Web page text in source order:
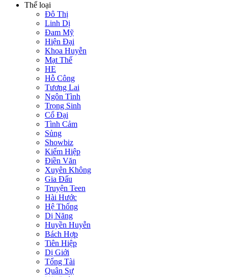
Thể loại
Đô Thị
Linh Dị
Đam Mỹ
Hiện Đại
Khoa Huyễn
Mạt Thế
HE
Hỗ Công
Tương Lai
Ngôn Tình
Trọng Sinh
Cổ Đại
Tình Cảm
Sủng
Showbiz
Kiếm Hiệp
Điền Văn
Xuyên Không
Gia Đấu
Truyện Teen
Hài Hước
Hệ Thống
Dị Năng
Huyền Huyễn
Bách Hợp
Tiên Hiệp
Dị Giới
Tổng Tài
Quân Sự